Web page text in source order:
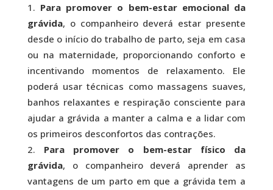
Para promover o bem-estar emocional da
grávida, o companheiro deverá estar presente
desde o início do trabalho de parto, seja em casa
ou na maternidade, proporcionando conforto e
incentivando momentos de relaxamento. Ele
poderá usar técnicas como massagens suaves,
banhos relaxantes e respiração consciente para
ajudar a grávida a manter a calma e a lidar com
os primeiros desconfortos das contrações.
Para promover o bem-estar físico da
grávida, o companheiro deverá aprender as
vantagens de um parto em que a grávida tem a